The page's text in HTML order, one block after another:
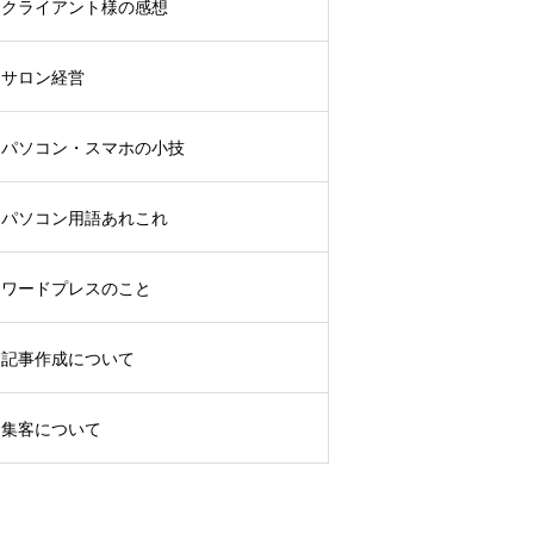
クライアント様の感想
サロン経営
パソコン・スマホの小技
パソコン用語あれこれ
ワードプレスのこと
記事作成について
集客について